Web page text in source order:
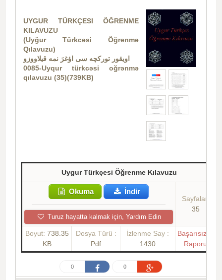
UYGUR TÜRKÇESI ÖĞRENME
KILAVUZU
(Uyğur Türkcəsi Öğrənmə
Qılavuzu)
اویقور تورکچه سی اؤغرَ نمه قیلاووزو
0085-Uyqur türkcəsi oğrənmə
qılavuzu (35)(739KB)
Uygur Türkçesi Öğrenme Kılavuzu
Okuma İndir
Turuz hayatta kalmak için, Yardım Edin
Sayfalar:
35
Boyut: 738.35
KB
Dosya Türü :
Pdf
İzlenme Say :
1430
Başarısızlık
Raporu
0 0